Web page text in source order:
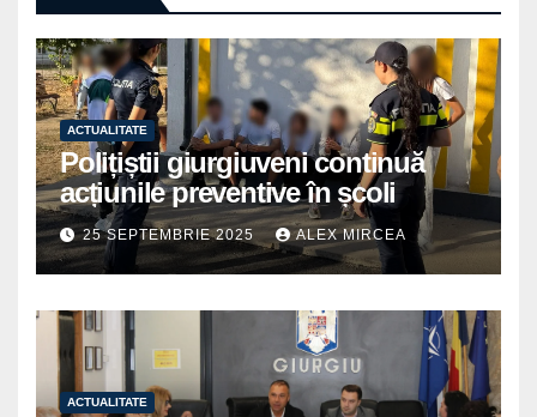
ACTUALITATE
Polițiștii giurgiuveni continuă
acțiunile preventive în școli
25 SEPTEMBRIE 2025 ALEX MIRCEA
ACTUALITATE